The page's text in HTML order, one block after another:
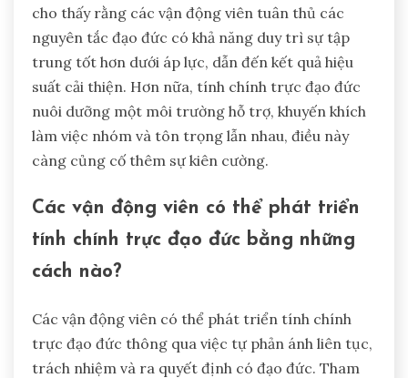
cho thấy rằng các vận động viên tuân thủ các
nguyên tắc đạo đức có khả năng duy trì sự tập
trung tốt hơn dưới áp lực, dẫn đến kết quả hiệu
suất cải thiện. Hơn nữa, tính chính trực đạo đức
nuôi dưỡng một môi trường hỗ trợ, khuyến khích
làm việc nhóm và tôn trọng lẫn nhau, điều này
càng củng cố thêm sự kiên cường.
Các vận động viên có thể phát triển
tính chính trực đạo đức bằng những
cách nào?
Các vận động viên có thể phát triển tính chính
trực đạo đức thông qua việc tự phản ánh liên tục,
trách nhiệm và ra quyết định có đạo đức. Tham